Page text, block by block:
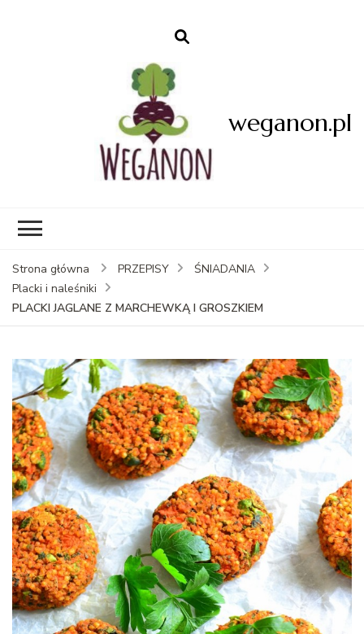
weganon.pl
Strona główna PRZEPISY
ŚNIADANIA
Placki i naleśniki
PLACKI JAGLANE Z MARCHEWKĄ I GROSZKIEM